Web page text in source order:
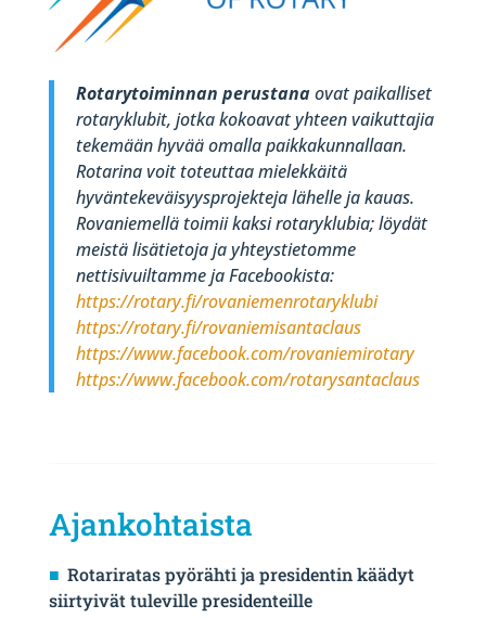
Rotarytoiminnan perustanaovat paikalliset
rotaryklubit, jotka kokoavat yhteen vaikuttajia
tekemään hyvää omalla paikkakunnallaan.
Rotarina voit toteuttaa mielekkäitä
hyväntekeväisyysprojekteja lähelle ja kauas.
Rovaniemellä toimii kaksi rotaryklubia; löydät
meistä lisätietoja ja yhteystietomme
nettisivuiltamme ja Facebookista:
https://rotary.fi/rovaniemenrotaryklubi
https://rotary.fi/rovaniemisantaclaus
https://www.facebook.com/rovaniemirotary
https://www.facebook.com/rotarysantaclaus
Ajankohtaista
Rotariratas pyörähti ja presidentin käädyt
siirtyivät tuleville presidenteille